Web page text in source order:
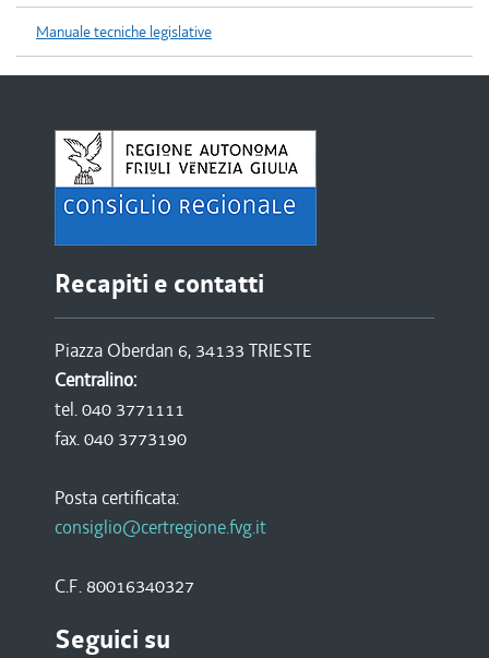
Manuale tecniche legislative
Recapiti e contatti
Piazza Oberdan 6, 34133 TRIESTE
Centralino:
tel. 040 3771111
fax. 040 3773190
Posta certificata:
consiglio@certregione.fvg.it
C.F. 80016340327
Seguici su